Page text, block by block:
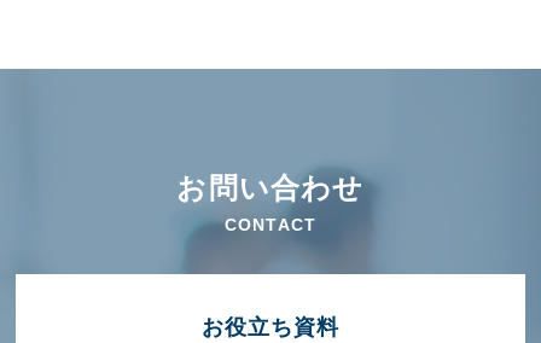
お問い合わせ
CONTACT
お役⽴ち資料